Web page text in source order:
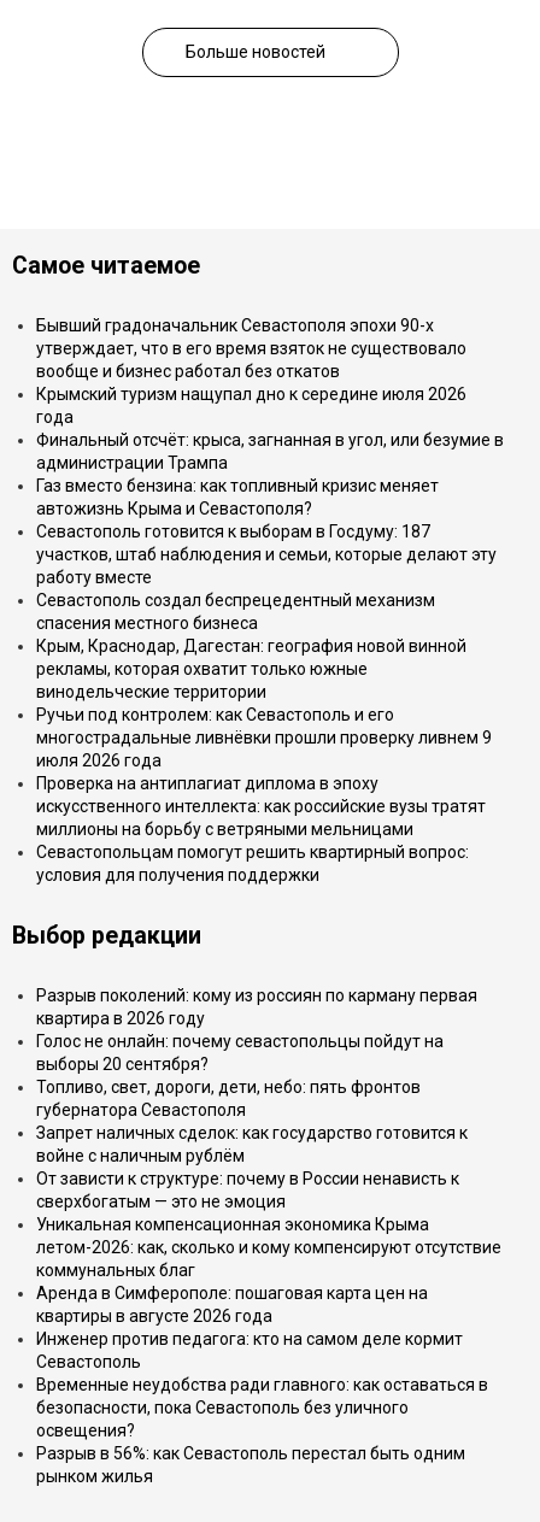
Больше новостей
Самое читаемое
Бывший градоначальник Севастополя эпохи 90-х
утверждает, что в его время взяток не существовало
вообще и бизнес работал без откатов
Крымский туризм нащупал дно к середине июля 2026
года
Финальный отсчёт: крыса, загнанная в угол, или безумие в
администрации Трампа
Газ вместо бензина: как топливный кризис меняет
автожизнь Крыма и Севастополя?
Севастополь готовится к выборам в Госдуму: 187
участков, штаб наблюдения и семьи, которые делают эту
работу вместе
Севастополь создал беспрецедентный механизм
спасения местного бизнеса
Крым, Краснодар, Дагестан: география новой винной
рекламы, которая охватит только южные
винодельческие территории
Ручьи под контролем: как Севастополь и его
многострадальные ливнёвки прошли проверку ливнем 9
июля 2026 года
Проверка на антиплагиат диплома в эпоху
искусственного интеллекта: как российские вузы тратят
миллионы на борьбу с ветряными мельницами
Севастопольцам помогут решить квартирный вопрос:
условия для получения поддержки
Выбор редакции
Разрыв поколений: кому из россиян по карману первая
квартира в 2026 году
Голос не онлайн: почему севастопольцы пойдут на
выборы 20 сентября?
Топливо, свет, дороги, дети, небо: пять фронтов
губернатора Севастополя
Запрет наличных сделок: как государство готовится к
войне с наличным рублём
От зависти к структуре: почему в России ненависть к
сверхбогатым — это не эмоция
Уникальная компенсационная экономика Крыма
летом-2026: как, сколько и кому компенсируют отсутствие
коммунальных благ
Аренда в Симферополе: пошаговая карта цен на
квартиры в августе 2026 года
Инженер против педагога: кто на самом деле кормит
Севастополь
Временные неудобства ради главного: как оставаться в
безопасности, пока Севастополь без уличного
освещения?
Разрыв в 56%: как Севастополь перестал быть одним
рынком жилья